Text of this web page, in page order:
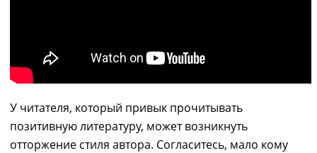
У читателя, который привык прочитывать
позитивную литературу, может возникнуть
отторжение стиля автора. Согласитесь, мало кому